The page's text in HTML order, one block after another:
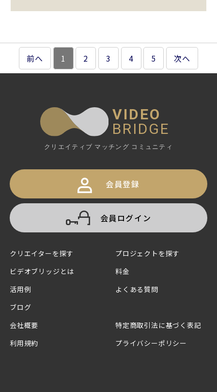
前へ 1 2 3 4 5 次へ
VIDEO
BRIDGE
クリエイティブ マッチング コミュニティ
会員登録
会員ログイン
クリエイターを探す
プロジェクトを探す
ビデオブリッジとは
料金
活用例
よくある質問
ブログ
会社概要
特定商取引法に基づく表記
利用規約
プライバシーポリシー